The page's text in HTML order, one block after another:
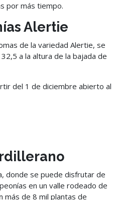
por más tiempo.
Alertie
de la variedad Alertie, se
a la altura de la bajada de
del 1 de diciembre abierto al
donde se puede disfrutar de
en un valle rodeado de
más de 8 mil plantas de